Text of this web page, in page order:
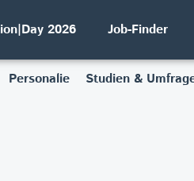
2026 Job-Finder
Personalie Studien &